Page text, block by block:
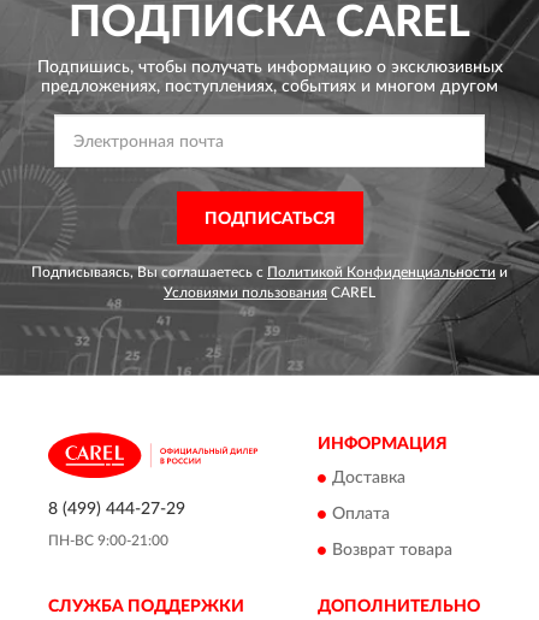
ПОДПИСКА CAREL
Подпишись, чтобы получать информацию о эксклюзивных
предложениях, поступлениях, событиях и многом другом
ПОДПИСАТЬСЯ
Подписываясь, Вы соглашаетесь с Политикой Конфиденциальности и
Условиями пользования CAREL
8 (499) 444-27-29
ПН-ВС 9:00-21:00
ИНФОРМАЦИЯ
Доставка
Оплата
Возврат товара
СЛУЖБА ПОДДЕРЖКИ ДОПОЛНИТЕЛЬНО